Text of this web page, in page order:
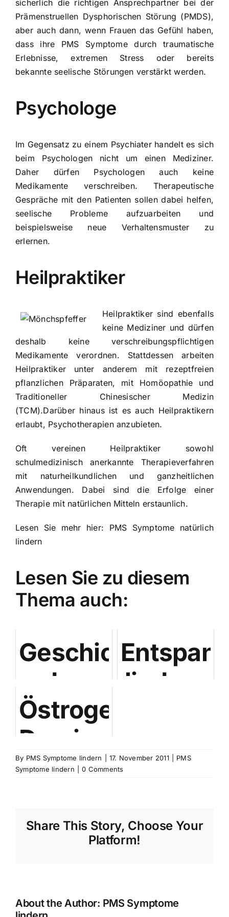
sicherlich die richtigen Ansprechpartner bei der
Prämenstruellen Dysphorischen Störung (PMDS),
aber auch dann, wenn Frauen das Gefühl haben,
dass ihre PMS Symptome durch traumatische
Erlebnisse, extremen Stress oder bereits
bekannte seelische Störungen verstärkt werden.
Psychologe
Im Gegensatz zu einem Psychiater handelt es sich
beim Psychologen nicht um einen Mediziner.
Daher dürfen Psychologen auch keine
Medikamente verschreiben. Therapeutische
Gespräche mit den Patienten sollen dabei helfen,
seelische Probleme aufzuarbeiten und
beispielsweise neue Verhaltensmuster zu
erlernen.
Heilpraktiker
Heilpraktiker sind ebenfalls
keine Mediziner und dürfen
deshalb keine verschreibungspflichtigen
Medikamente verordnen. Stattdessen arbeiten
Heilpraktiker unter anderem mit rezeptfreien
pflanzlichen Präparaten, mit Homöopathie und
Traditioneller Chinesischer Medizin
(TCM).Darüber hinaus ist es auch Heilpraktikern
erlaubt, Psychotherapien anzubieten.
Oft vereinen Heilpraktiker sowohl
schulmedizinisch anerkannte Therapieverfahren
mit naturheilkundlichen und ganzheitlichen
Anwendungen. Dabei sind die Erfolge einer
Therapie mit natürlichen Mitteln erstaunlich.
Lesen Sie mehr hier: PMS Symptome natürlich
lindern
Lesen Sie zu diesem
Thema auch:
Geschichte
des
PMS
lindern
Östrogen-
Dominanz
als
von
By PMS Symptome lindern 17. November 2011
PMS
Symptome lindern
0 Comments
Share This Story, Choose Your
Platform!
About the Author: PMS Symptome